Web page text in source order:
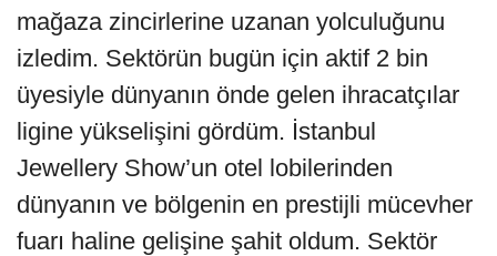
mağaza zincirlerine uzanan yolculuğunu
izledim. Sektörün bugün için aktif 2 bin
üyesiyle dünyanın önde gelen ihracatçılar
ligine yükselişini gördüm. İstanbul
Jewellery Show’un otel lobilerinden
dünyanın ve bölgenin en prestijli mücevher
fuarı haline gelişine şahit oldum. Sektör